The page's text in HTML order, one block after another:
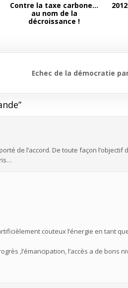
Contre la taxe carbone…
au nom de la
décroissance !
Echec de la démocratie
”
de l’accord. De toute façon l’objectif
couteux l’énergie en tant
,l’émancipation, l’accès a de bons